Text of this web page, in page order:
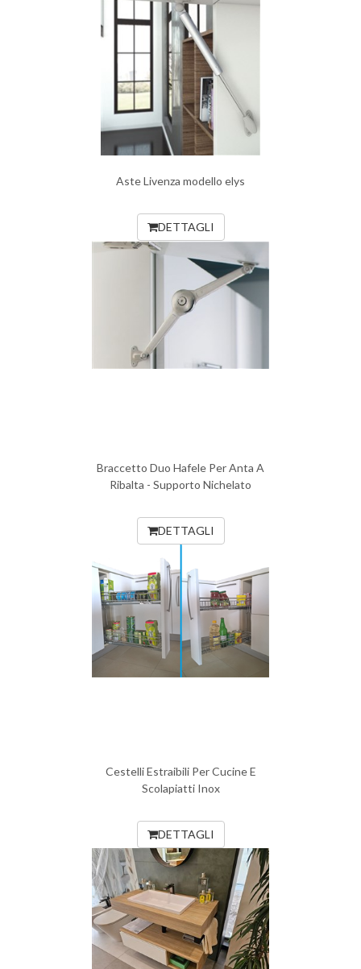
Aste Livenza modello elys
DETTAGLI
Braccetto Duo Hafele Per Anta A
Ribalta - Supporto Nichelato
DETTAGLI
Cestelli Estraibili Per Cucine E
Scolapiatti Inox
DETTAGLI